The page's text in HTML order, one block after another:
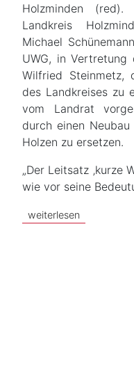
Holzminden
Landkreis
Michael
UWG, in Vertretung
Wilfried Steinmetz,
des Landkreises zu
vom Landrat
durch einen Neubau
Holzen zu ersetzen.
„Der Leitsatz ‚kurze
wie vor seine
weiterlesen